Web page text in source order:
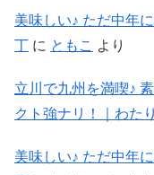
美味しい♪ ただ中年
丁 に ともこ より
立川で九州を満喫♪
クト強ナリ！｜わたり
美味しい♪ ただ中年